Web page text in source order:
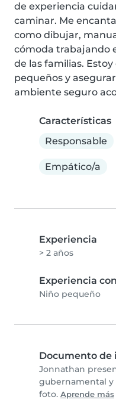
de experiencia
caminar. Me
como dibujar,
cómoda trabajando
de las familias.
pequeños y
ambiente seguro
Características
Responsable
Empático/a
Experiencia
> 2 años
Experiencia
Niño pequeño
Documento
Jonnathan
gubernamental y
foto. Aprende más